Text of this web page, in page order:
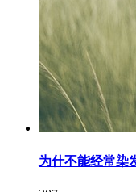
为什不能经常染